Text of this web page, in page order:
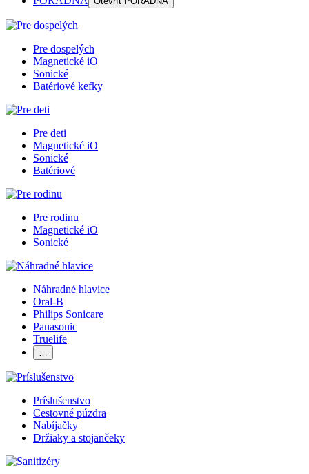
Pre dospelých
Magnetické iO
Sonické
Batériové kefky
Pre deti
Magnetické iO
Sonické
Batériové
Pre rodinu
Magnetické iO
Sonické
Náhradné hlavice
Oral-B
Philips Sonicare
Panasonic
Truelife
…
Príslušenstvo
Cestovné púzdra
Nabíjačky
Držiaky a stojančeky